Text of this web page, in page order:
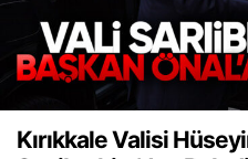
Kırıkkale Valisi